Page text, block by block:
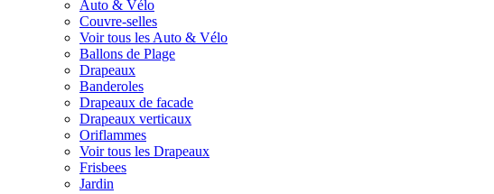
Auto & Vélo
Couvre-selles
Voir tous les Auto & Vélo
Ballons de Plage
Drapeaux
Banderoles
Drapeaux de facade
Drapeaux verticaux
Oriflammes
Voir tous les Drapeaux
Frisbees
Jardin